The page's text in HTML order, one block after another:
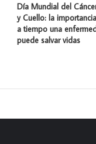
Día Mundial del
y Cuello: la
a tiempo una
puede salvar vidas